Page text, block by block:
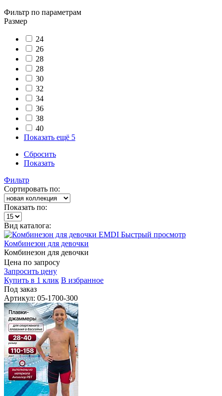
Фильтр по параметрам
Размер
24
26
28
28
30
32
34
36
38
40
Показать ещё 5
Сбросить
Показать
Фильтр
Сортировать по:
Показать по:
Вид каталога:
Быстрый просмотр
Комбинезон для девочки
Комбинезон для девочки
Цена по запросу
Запросить цену
Купить в 1 клик В избранное
Под заказ
Артикул: 05-1700-300